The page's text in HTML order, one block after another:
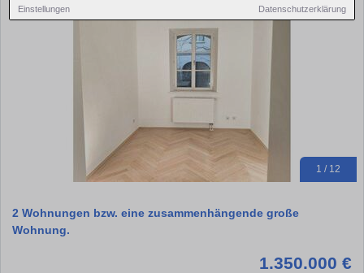
Einstellungen Datenschutzerklärung
1 / 12
2 Wohnungen bzw. eine zusammenhängende große
Wohnung.
1.350.000 €